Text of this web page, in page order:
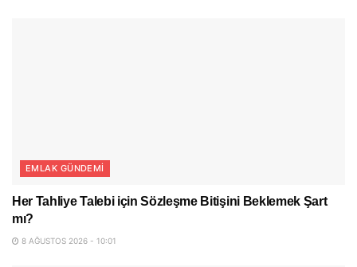
EMLAK GÜNDEMI
Her Tahliye Talebi için Sözleşme Bitişini Beklemek Şart
mı?
8 AĞUSTOS 2026 - 10:01